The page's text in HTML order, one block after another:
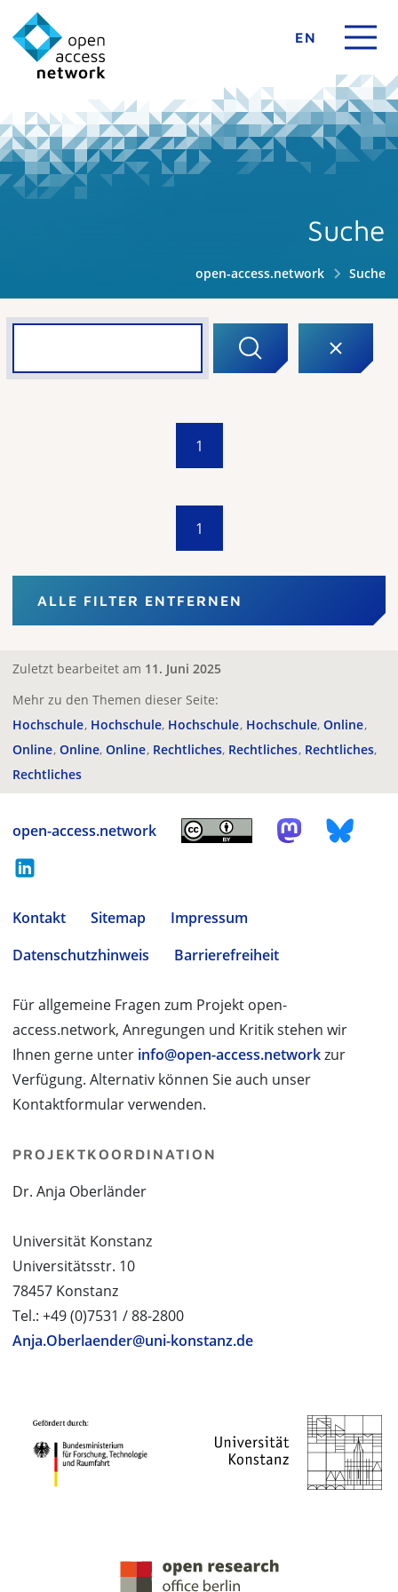
EN
Suche
open-access.network Suche
1
1
ALLE FILTER ENTFERNEN
Zuletzt bearbeitet am 11. Juni 2025
Mehr zu den Themen dieser Seite:
Hochschule Hochschule Hochschule Hochschule Online
Online Online Online Rechtliches Rechtliches Rechtliches
Rechtliches
open-access.network
Kontakt Sitemap
Impressum
Datenschutzhinweis
Barrierefreiheit
Für allgemeine Fragen zum Projekt open-
access.network, Anregungen und Kritik stehen wir
Ihnen gerne unter info@open-access.networkzur
Verfügung. Alternativ können Sie auch unser
Kontaktformular verwenden.
PROJEKTKOORDINATION
Dr. Anja Oberländer
Universität Konstanz
Universitätsstr. 10
78457 Konstanz
Tel.: +49 (0)7531 / 88-2800
Anja.Oberlaender@uni-konstanz.de